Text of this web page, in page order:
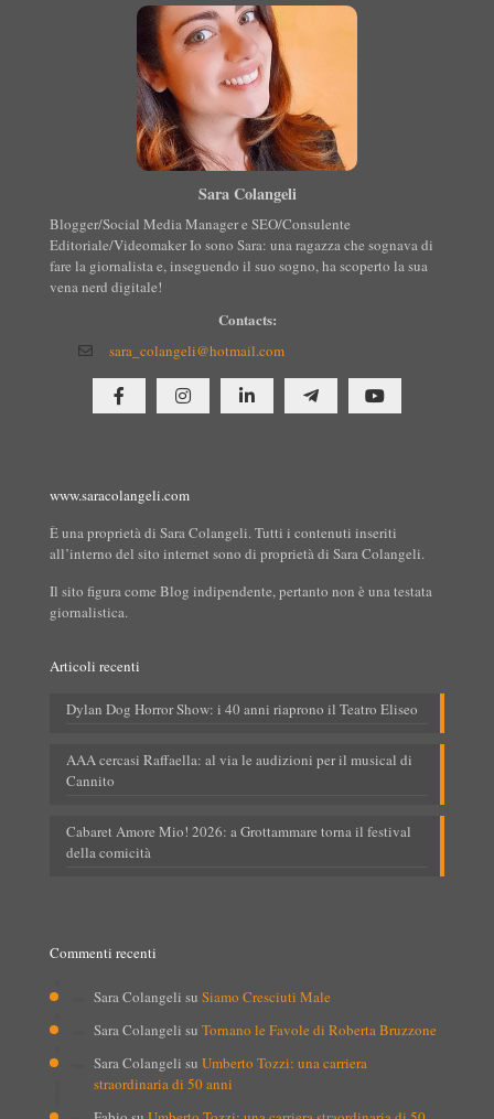
Sara Colangeli
Blogger/Social Media Manager e SEO/Consulente
Editoriale/Videomaker Io sono Sara: una ragazza che sognava di
fare la giornalista e, inseguendo il suo sogno, ha scoperto la sua
vena nerd digitale!
Contacts:
sara_colangeli@hotmail.com
www.saracolangeli.com
È una proprietà di Sara Colangeli. Tutti i contenuti inseriti
all’interno del sito internet sono di proprietà di Sara Colangeli.
Il sito figura come Blog indipendente, pertanto non è una testata
giornalistica.
Articoli recenti
Dylan Dog Horror Show: i 40 anni riaprono il Teatro Eliseo
AAA cercasi Raffaella: al via le audizioni per il musical di
Cannito
Cabaret Amore Mio! 2026: a Grottammare torna il festival
della comicità
Commenti recenti
Sara Colangeli su Siamo Cresciuti Male
Sara Colangeli su Tornano le Favole di Roberta Bruzzone
Sara Colangeli su Umberto Tozzi: una carriera
straordinaria di 50 anni